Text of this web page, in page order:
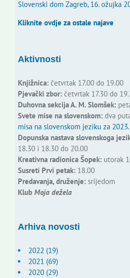
Slovenski dom Zagreb, 16. ožujka
Kliknite ovdje za ostale najave
Aktivnosti
Knjižnica:četvrtak 17.00 do 19.00
Pjevački zbor:četvrtak 17.30 do
Duhovna sekcija A. M. Slomšek:
Svete mise na slovenskom:dva
misa na slovenskom jeziku za
Dopunska nastava slovenskoga
18.30 i 18.30 do 20.00
Kreativna radionica Šopek:utorak
Susreti Prvi petak:18.00
Predavanja, druženje:srijedom
Klub Moja dežela
Arhiva novosti
2022 (19)
2021 (69)
2020 (29)